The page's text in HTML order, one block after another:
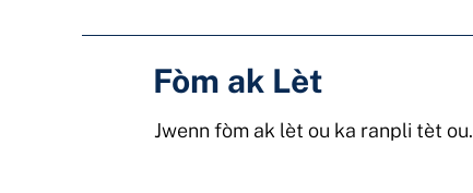
Fòm ak Lèt
Jwenn fòm ak lèt ou ka ranpli tèt ou.